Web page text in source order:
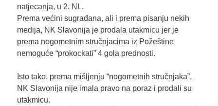
natjecanja, u 2. NL.
Prema većini sugrađana, ali i prema pisanju nekih
medija, NK Slavonija je prodala utakmicu jer je
prema nogometnim stručnjacima iz Požeštine
nemoguće “prokockati” 4 gola prednosti.
Isto tako, prema mišljenju “nogometnih stručnjaka”,
NK Slavonija nije imala pravo na poraz i prodali su
utakmicu.